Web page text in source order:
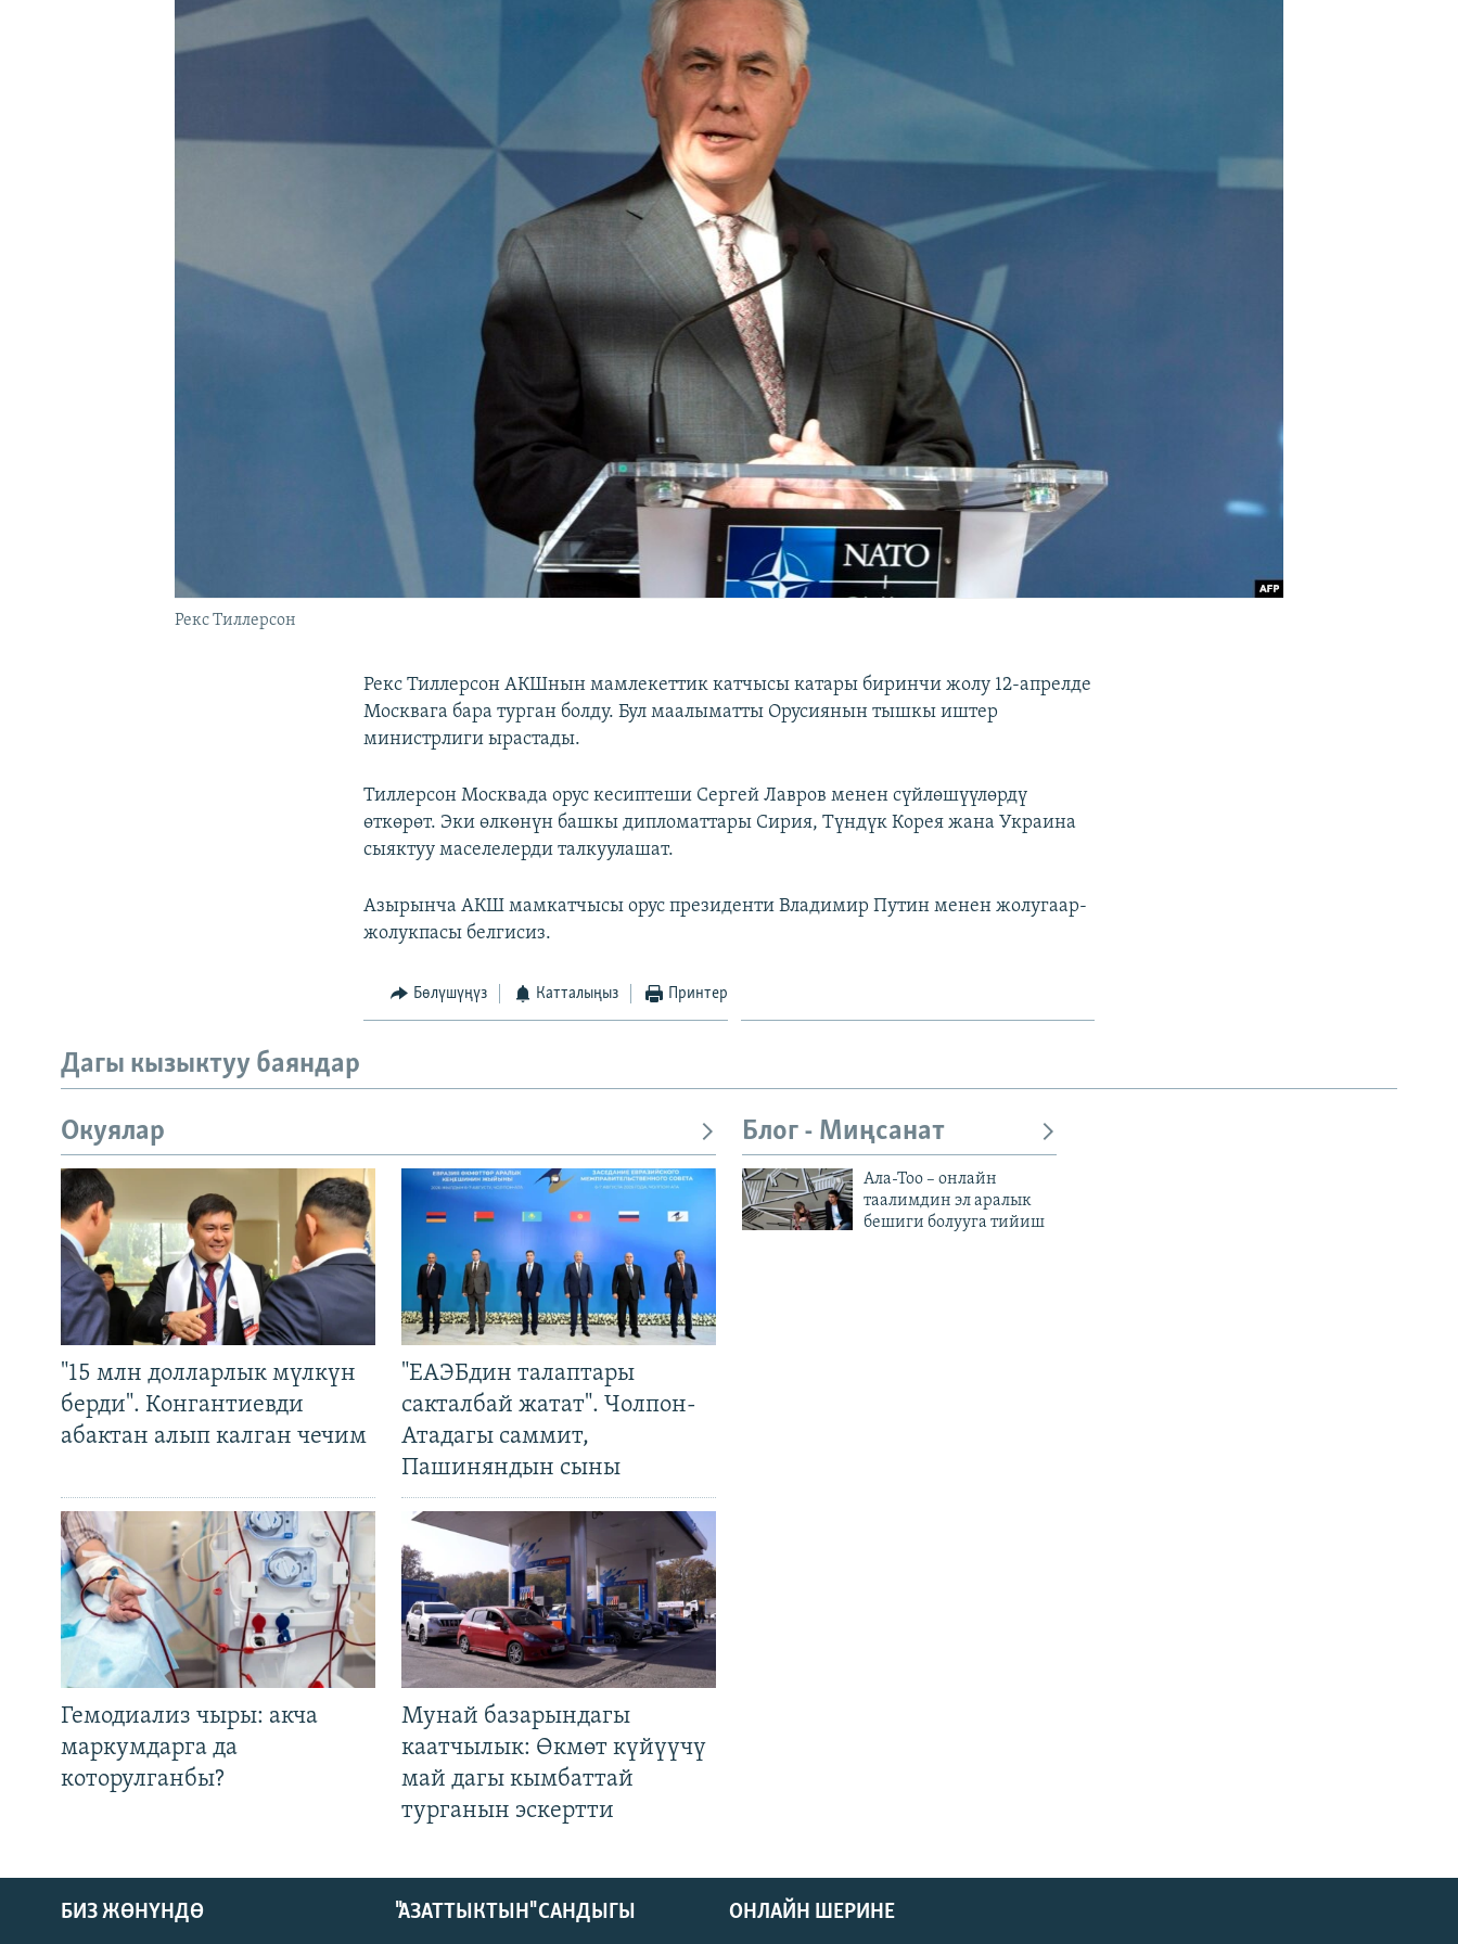
Рекс Тиллерсон
Рекс Тиллерсон АКШнын мамлекеттик катчысы катары биринчи жолу 12-апрелде
Москвага бара турган болду. Бул маалыматты Орусиянын тышкы иштер
министрлиги ырастады.
Тиллерсон Москвада орус кесиптеши Сергей Лавров менен сүйлөшүүлөрдү
өткөрөт. Эки өлкөнүн башкы дипломаттары Сирия, Түндүк Корея жана Украина
сыяктуу маселелерди талкуулашат.
Азырынча АКШ мамкатчысы орус президенти Владимир Путин менен жолугаар-
жолукпасы белгисиз.
Бөлүшүңүз Катталыңыз Принтер
Дагы кызыктуу баяндар
Окуялар
"15 млн долларлык мүлкүн
берди". Конгантиевди
абактан алып калган чечим
"ЕАЭБдин талаптары
сакталбай жатат". Чолпон-
Атадагы саммит,
Пашиняндын сыны
Гемодиализ чыры: акча
маркумдарга да
которулганбы?
Мунай базарындагы
каатчылык: Өкмөт күйүүчү
май дагы кымбаттай
турганын эскертти
Блог - Миңсанат
Ала-Тоо – онлайн
таалимдин эл аралык
бешиги болууга тийиш
ОНЛАЙН ШЕРИНЕ
БИЗ ЖӨНҮНДӨ "АЗАТТЫКТЫН" САНДЫГЫ